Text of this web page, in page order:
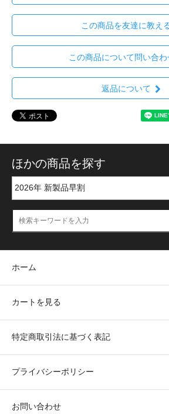
この商品を友達に教え
この商品について問い合わ
返品について
ほかの商品を探す
ホーム
カートを見る
特定商取引法に基づく表記
プライバシーポリシー
お問い合わせ